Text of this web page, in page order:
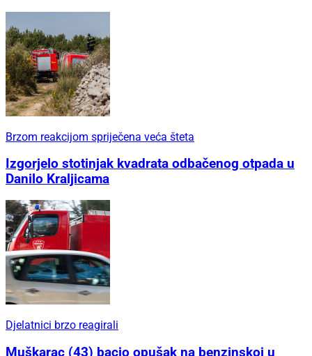
Brzom reakcijom spriječena veća šteta
Izgorjelo stotinjak kvadrata odbačenog otpada u
Danilo Kraljicama
Djelatnici brzo reagirali
Muškarac (43) bacio opušak na benzinskoj u